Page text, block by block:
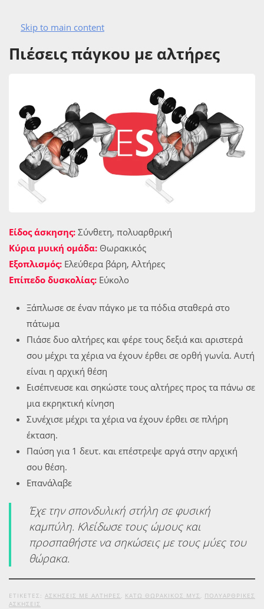
Skip to main content
ΑΣΚΗΣΙΟΛΟΓΙΟ ΣΤΗΘΟΣ
Πιέσεις πάγκου με αλτήρες
Είδος άσκησης: Σύνθετη, πολυαρθρική
Κύρια μυική ομάδα: Θωρακικός
Εξοπλισμός: Ελεύθερα βάρη, Αλτήρες
Επίπεδο δυσκολίας: Εύκολο
Ξάπλωσε σε έναν πάγκο με τα πόδια σταθερά στο
πάτωμα
Πιάσε δυο αλτήρες και φέρε τους δεξιά και αριστερά
σου μέχρι τα χέρια να έχουν έρθει σε ορθή γωνία. Αυτή
είναι η αρχική θέση
Εισέπνευσε και σηκώστε τους αλτήρες προς τα πάνω σε
μια εκρηκτική κίνηση
Συνέχισε μέχρι τα χέρια να έχουν έρθει σε πλήρη
έκταση.
Παύση για 1 δευτ. και επέστρεψε αργά στην αρχική
σου θέση.
Επανάλαβε
Έχε την σπονδυλική στήλη σε φυσική
καμπύλη. Κλείδωσε τους ώμους και
προσπαθήστε να σηκώσεις με τους μύες του
θώρακα.
ΕΤΙΚΕΤΕΣ: ΑΣΚΉΣΕΙΣ ΜΕ ΑΛΤΉΡΕΣ , ΚΆΤΩ ΘΩΡΑΚΙΚΌΣ ΜΥΣ , ΠΟΛΥΑΡΘΡΙΚΈΣ
ΑΣΚΉΣΕΙΣ